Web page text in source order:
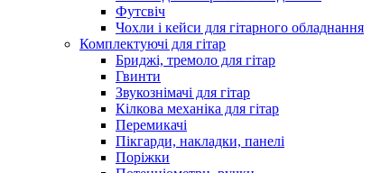
Футсвіч
Чохли і кейси для гітарного обладнання
Комплектуючі для гітар
Бриджі, тремоло для гітар
Гвинти
Звукознімачі для гітар
Кілкова механіка для гітар
Перемикачі
Пікгарди, накладки, панелі
Поріжки